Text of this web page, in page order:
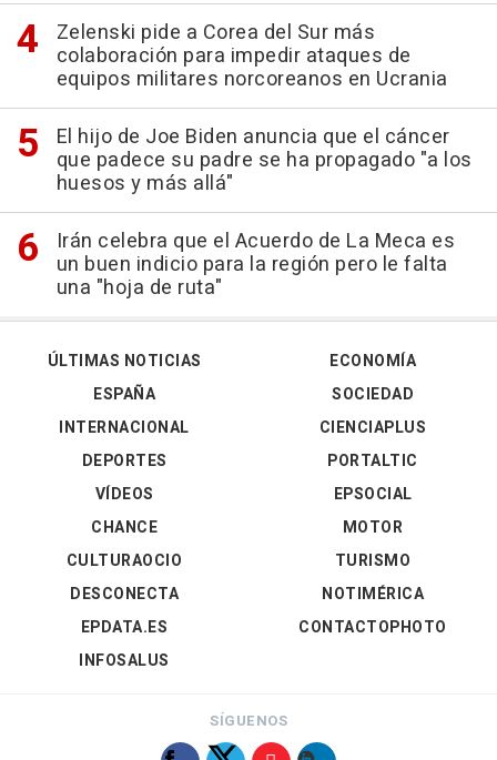
Zelenski pide a Corea del Sur más
colaboración para impedir ataques de
equipos militares norcoreanos en Ucrania
El hijo de Joe Biden anuncia que el cáncer
que padece su padre se ha propagado "a los
huesos y más allá"
Irán celebra que el Acuerdo de La Meca es
un buen indicio para la región pero le falta
una "hoja de ruta"
ÚLTIMAS NOTICIAS
ESPAÑA
INTERNACIONAL
DEPORTES
VÍDEOS
ECONOMÍA
SOCIEDAD
CIENCIAPLUS
PORTALTIC
EPSOCIAL
CHANCE
CULTURAOCIO
DESCONECTA
EPDATA.ES
INFOSALUS
MOTOR
TURISMO
NOTIMÉRICA
CONTACTOPHOTO
SÍGUENOS